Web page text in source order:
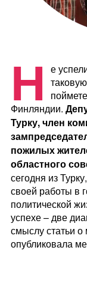
Н
е
Финляндии.
Турку, член
пожилых
областного
сегодня из
своей работы в
политической
успехе – две
смыслу статьи о
опубликовала